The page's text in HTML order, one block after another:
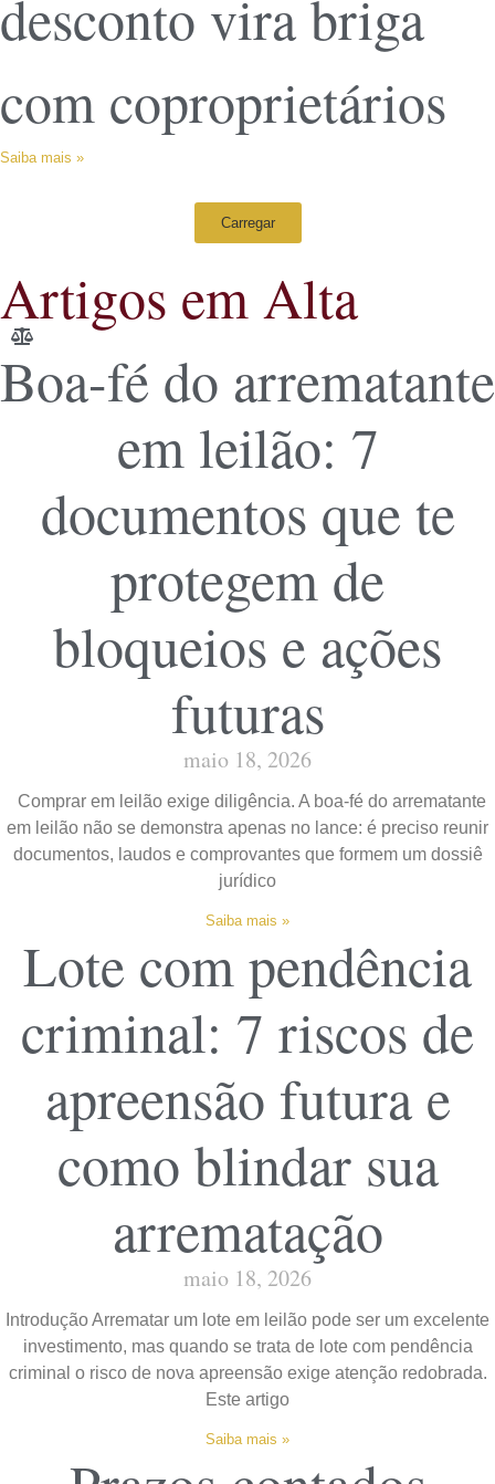
desconto vira briga
com coproprietários
Saiba mais »
Carregar
Artigos em Alta
Boa-fé do arrematante
em leilão: 7
documentos que te
protegem de
bloqueios e ações
futuras
maio 18, 2026
Comprar em leilão exige diligência. A boa-fé do arrematante
em leilão não se demonstra apenas no lance: é preciso reunir
documentos, laudos e comprovantes que formem um dossiê
jurídico
Saiba mais »
Lote com pendência
criminal: 7 riscos de
apreensão futura e
como blindar sua
arrematação
maio 18, 2026
Introdução Arrematar um lote em leilão pode ser um excelente
investimento, mas quando se trata de lote com pendência
criminal o risco de nova apreensão exige atenção redobrada.
Este artigo
Saiba mais »